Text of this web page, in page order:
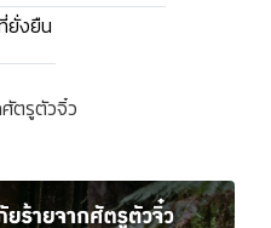
ยั่งยืน
ตรูตัวจิ๋ว